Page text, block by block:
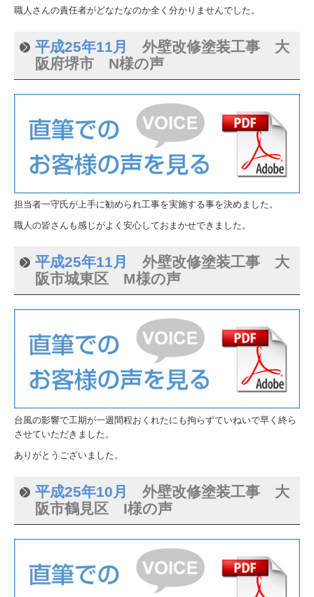
職人さんの責任者がどなたなのか全く分かりませんでした。
平成25年11月 外壁改修塗装工事 大
阪府堺市 N様の声
担当者一守氏が上手に勧められ工事を実施する事を決めました。
職人の皆さんも感じがよく安心しておまかせできました。
平成25年11月 外壁改修塗装工事 大
阪市城東区 M様の声
台風の影響で工期が一週間程おくれたにも拘らずていねいで早く終ら
させていただきました。
ありがとうございました。
平成25年10月 外壁改修塗装工事 大
阪市鶴見区 I様の声